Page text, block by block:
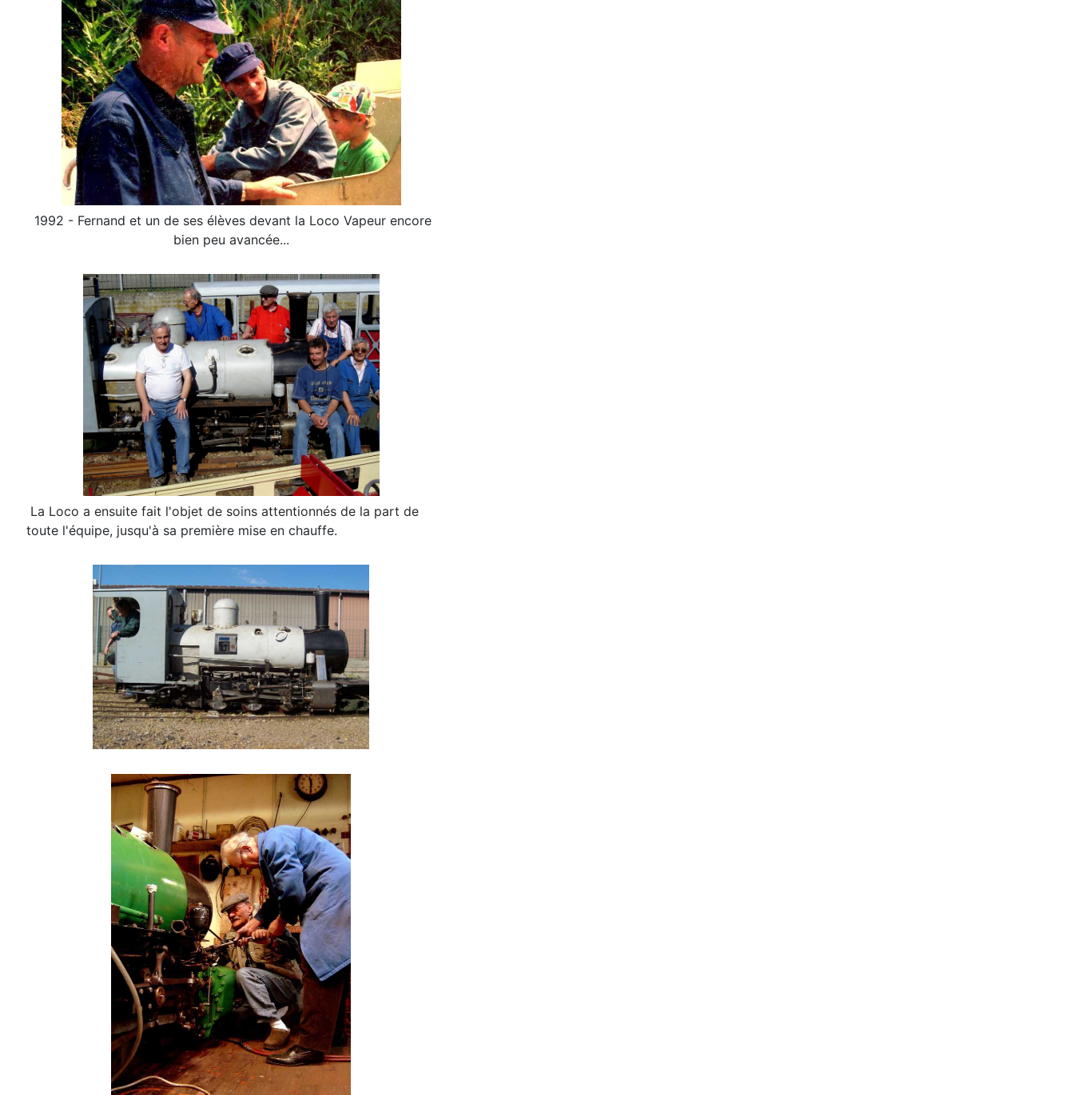
1992 - Fernand et un de ses élèves devant la Loco Vapeur encore
bien peu avancée...
La Loco a ensuite fait l'objet de soins attentionnés de la part de
toute l'équipe, jusqu'à sa première mise en chauffe.